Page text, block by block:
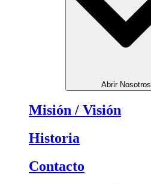
Abrir Nosotros
Misión / Visión
Historia
Contacto